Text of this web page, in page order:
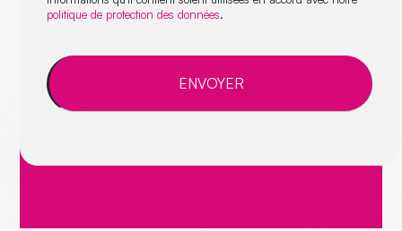
politique de protection des données.